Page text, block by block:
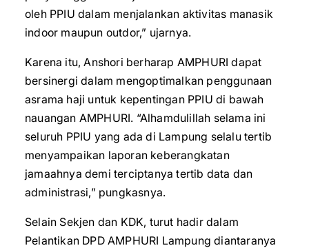
oleh PPIU dalam menjalankan aktivitas manasik
indoor maupun outdor,” ujarnya.
Karena itu, Anshori berharap AMPHURI dapat
bersinergi dalam mengoptimalkan penggunaan
asrama haji untuk kepentingan PPIU di bawah
nauangan AMPHURI. “Alhamdulillah selama ini
seluruh PPIU yang ada di Lampung selalu tertib
menyampaikan laporan keberangkatan
jamaahnya demi terciptanya tertib data dan
administrasi,” pungkasnya.
Selain Sekjen dan KDK, turut hadir dalam
Pelantikan DPD AMPHURI Lampung diantaranya